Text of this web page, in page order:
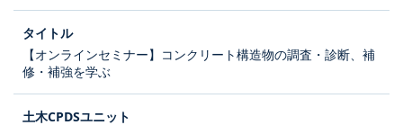
【オンラインセミナー】コンクリート構造物の調査・診断、補
修・補強を学ぶ